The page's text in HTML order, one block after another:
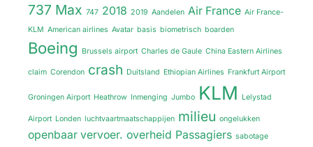
737 Max 747 2018 2019 Aandelen Air France Air France-
KLM American airlines Avatar basis biometrisch boarden
Boeing Brussels airport Charles de Gaule China Eastern Airlines
claim Corendon crash Duitsland Ethiopian Airlines Frankfurt Airport
Groningen Airport Heathrow Inmenging Jumbo KLM Lelystad
Airport Londen luchtvaartmaatschappijen milieu ongelukken
openbaar vervoer. overheid Passagiers sabotage